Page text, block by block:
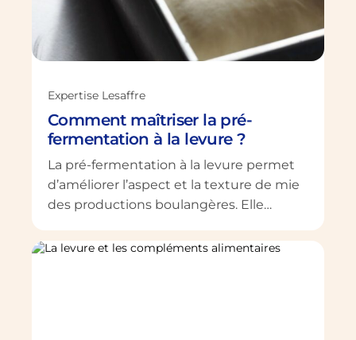
Expertise Lesaffre
Comment maîtriser la pré-
fermentation à la levure ?
La pré-fermentation à la levure permet
d’améliorer l’aspect et la texture de mie
des productions boulangères. Elle
point pour tirer le meilleur parti des